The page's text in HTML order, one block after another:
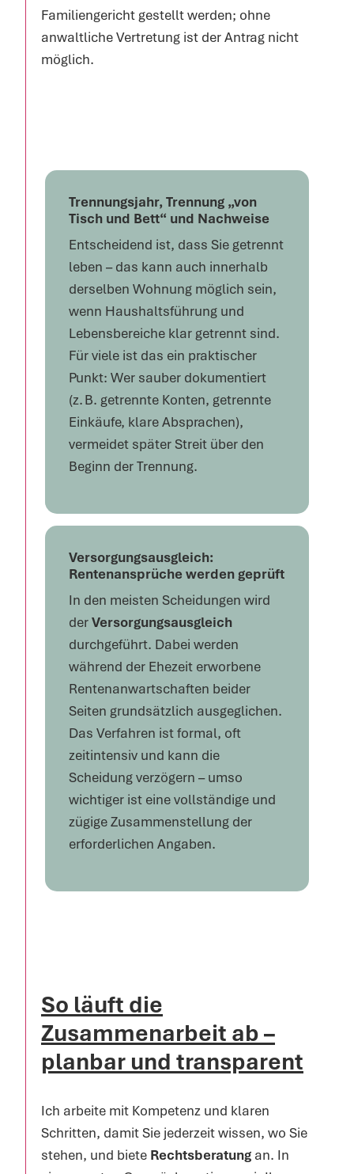
Familiengericht gestellt werden; ohne
anwaltliche Vertretung ist der Antrag nicht
möglich.
Trennungsjahr, Trennung „von
Tisch und Bett“ und Nachweise
Entscheidend ist, dass Sie getrennt
leben – das kann auch innerhalb
derselben Wohnung möglich sein,
wenn Haushaltsführung und
Lebensbereiche klar getrennt sind.
Für viele ist das ein praktischer
Punkt: Wer sauber dokumentiert
(z. B. getrennte Konten, getrennte
Einkäufe, klare Absprachen),
vermeidet später Streit über den
Beginn der Trennung.
Versorgungsausgleich:
Rentenansprüche werden geprüft
In den meisten Scheidungen wird
derVersorgungsausgleich
durchgeführt. Dabei werden
während der Ehezeit erworbene
Rentenanwartschaften beider
Seiten grundsätzlich ausgeglichen.
Das Verfahren ist formal, oft
zeitintensiv und kann die
Scheidung verzögern – umso
wichtiger ist eine vollständige und
zügige Zusammenstellung der
erforderlichen Angaben.
So läuft die
Zusammenarbeit ab –
planbar und transparent
Ich arbeite mit Kompetenz und klaren
Schritten, damit Sie jederzeit wissen, wo Sie
stehen, und biete Rechtsberatung an. In